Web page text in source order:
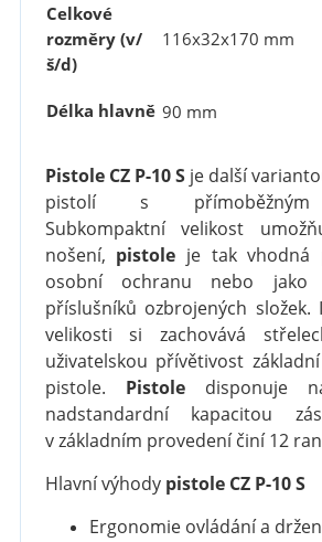
Celkové
rozměry (v/
š/d)
116x32x170 mm
Délka hlavně 90 mm
Pistole CZ P-10 Sje další
pistolí s přímoběžným
Subkompaktní velikost
nošení, pistole je tak vhodná
osobní ochranu nebo jako
příslušníků ozbrojených
velikosti si zachovává
uživatelskou přívětivost
pistole. Pistoledisponuje
nadstandardní kapacitou
v základním provedení činí 12
Hlavní výhodypistole CZ P-10 S
Ergonomie ovládání a